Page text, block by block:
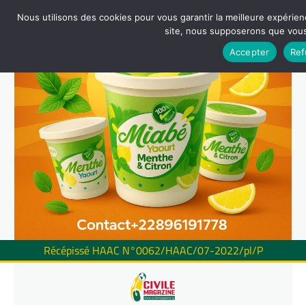
Récépissé HAAC N°0062/HAAC/07-2022/pl/P
Nous utilisons des cookies pour vous garantir la meilleure
site, nous supposerons que
Accepter